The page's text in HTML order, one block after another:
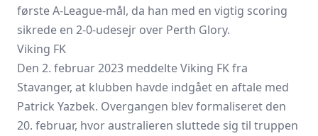
første A-League-mål, da han med en vigtig scoring
sikrede en 2-0-udesejr over Perth Glory.
Viking FK
Den 2. februar 2023 meddelte Viking FK fra
Stavanger, at klubben havde indgået en aftale med
Patrick Yazbek. Overgangen blev formaliseret den
20. februar, hvor australieren sluttede sig til truppen